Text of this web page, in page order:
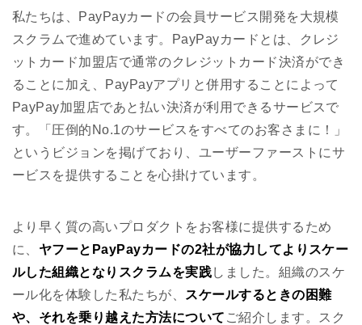
私たちは、PayPayカードの会員サービス開発を大規模
スクラムで進めています。PayPayカードとは、クレジ
ットカード加盟店で通常のクレジットカード決済ができ
ることに加え、PayPayアプリと併用することによって
PayPay加盟店であと払い決済が利用できるサービスで
す。「圧倒的No.1のサービスをすべてのお客さまに！」
というビジョンを掲げており、ユーザーファーストにサ
ービスを提供することを心掛けています。
より早く質の高いプロダクトをお客様に提供するため
に、 ヤフーとPayPayカードの2社が協力してよりスケー
ルした組織となりスクラムを実践しました。組織のスケ
ール化を体験した私たちが、
スケールするときの困難
や、それを乗り越えた方法について ご紹介します。スク